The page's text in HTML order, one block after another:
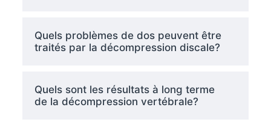
Quels problèmes de dos peuvent être
traités par la décompression discale?
Quels sont les résultats à long terme
de la décompression vertébrale?